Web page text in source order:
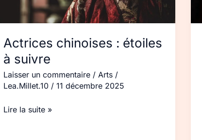
Actrices chinoises : étoiles
à suivre
Laisser un commentaire / Arts/
Lea.Millet.10 / 11 décembre 2025
Lire la suite »